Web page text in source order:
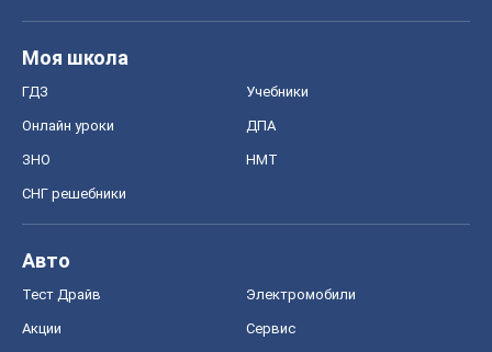
Моя школа
ГДЗ Учебники
Онлайн уроки ДПА
ЗНО НМТ
СНГ решебники
Авто
Тест Драйв Электромобили
Акции Сервис